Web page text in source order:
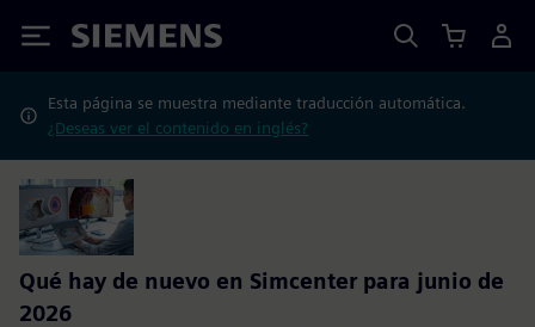
Siemens
Esta página se muestra mediante traducción automática.
¿Deseas ver el contenido en inglés?
Qué hay de nuevo en Simcenter para junio de
2026